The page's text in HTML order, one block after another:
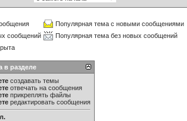
Популярная тема с новыми сообщениями
сообщений
Популярная тема без новых сообщений
в разделе
создавать темы
отвечать на сообщения
прикреплять файлы
редактировать сообщения